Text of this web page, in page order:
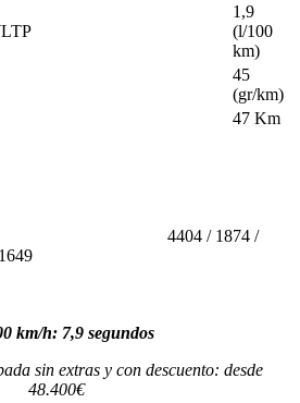
1,9
(l/100
km)
45
(gr/km)
47 Km
4404 / 1874 /
1649
km/h: 7,9 segundos
sin extras y con descuento: desde
48.400€